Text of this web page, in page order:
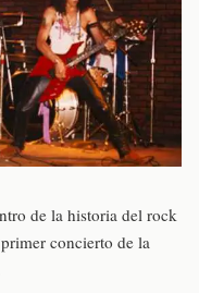
de la historia del rock
concierto de la